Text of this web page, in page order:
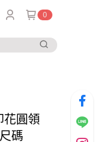
0
花圓領
碼